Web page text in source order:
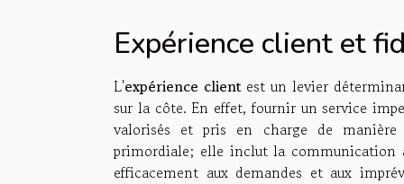
Expérience client et
L'expérience clientest un levier
sur la côte. En effet, fournir un service
valorisés et pris en charge de
primordiale; elle inclut la communication
efficacement aux demandes et aux